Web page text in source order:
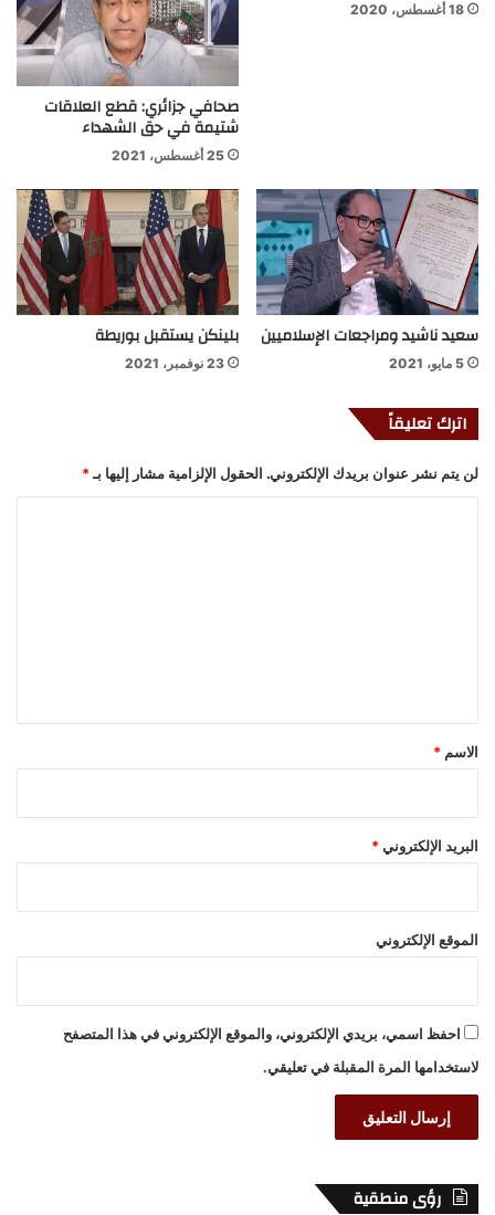
18 أغسطس، 2020
صحافي جزائري: قطع العلاقات
شتيمة في حق الشهداء
25 أغسطس، 2021
سعيد ناشيد ومراجعات الإسلاميين
5 مايو، 2021
بلينكن يستقبل بوريطة
23 نوفمبر، 2021
اترك تعليقاً
لن يتم نشر عنوان بريدك الإلكتروني. الحقول الإلزامية مشار إليها بـ *
*
الاسم *
البريد الإلكتروني *
الموقع الإلكتروني
احفظ اسمي، بريدي الإلكتروني، والموقع الإلكتروني في هذا المتصفح
لاستخدامها المرة المقبلة في تعليقي.
رؤى منطقية